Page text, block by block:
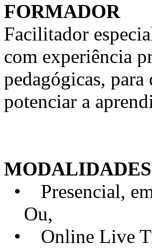
FORMADOR
Facilitador
com experiência
pedagógicas, para
potenciar a
MODALIDADES
• Presencial,
Ou,
• Online Live